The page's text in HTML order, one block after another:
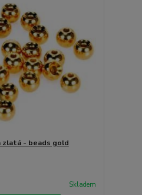
zlatá - beads gold
Skladem